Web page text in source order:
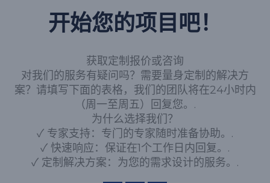
开始您的项目吧！
获取定制报价或咨询
对我们的服务有疑问吗？需要量身定制的解决方
案？请填写下面的表格，我们的团队将在24小时内
（周一至周五）回复您。.
为什么选择我们？
✓ 专家支持：专门的专家随时准备协助。.
✓ 快速响应：保证在1个工作日内回复。.
✓ 定制解决方案：为您的需求设计的服务。.